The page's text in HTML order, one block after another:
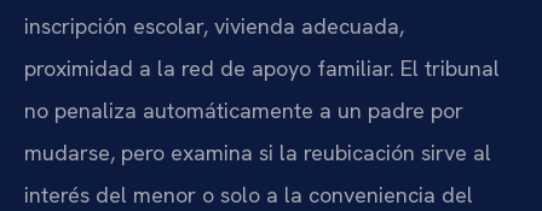
inscripción escolar, vivienda adecuada,
proximidad a la red de apoyo familiar. El tribunal
no penaliza automáticamente a un padre por
mudarse, pero examina si la reubicación sirve al
interés del menor o solo a la conveniencia del